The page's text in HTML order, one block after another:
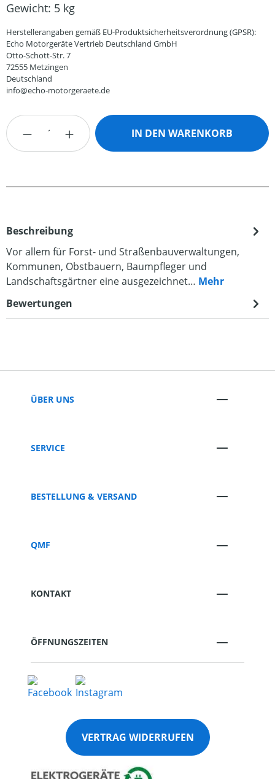
Gewicht: 5 kg
Herstellerangaben gemäß EU-Produktsicherheitsverordnung (GPSR):
Echo Motorgeräte Vertrieb Deutschland GmbH
Otto-Schott-Str. 7
72555 Metzingen
Deutschland
info@echo-motorgeraete.de
Produkt Anzahl: Gib den gewünschten
IN DEN WARENKORB
Beschreibung
Vor allem für Forst- und Straßenbauverwaltungen,
Kommunen, Obstbauern, Baumpfleger und
Landschaftsgärtner eine ausgezeichnet… Mehr
Bewertungen
ÜBER UNS
SERVICE
BESTELLUNG & VERSAND
QMF
KONTAKT
ÖFFNUNGSZEITEN
VERTRAG WIDERRUFEN